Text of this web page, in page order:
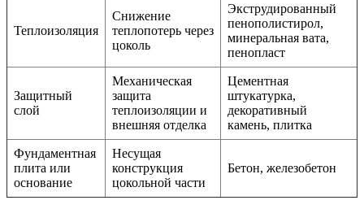
Теплоизоляция
Снижение
теплопотерь через
цоколь
Экструдированный
пенополистирол,
минеральная вата,
пенопласт
Защитный
слой
Механическая
защита
теплоизоляции и
внешняя отделка
Цементная
штукатурка,
декоративный
камень, плитка
Фундаментная
плита или
основание
Несущая
конструкция
цокольной части
Бетон, железобетон